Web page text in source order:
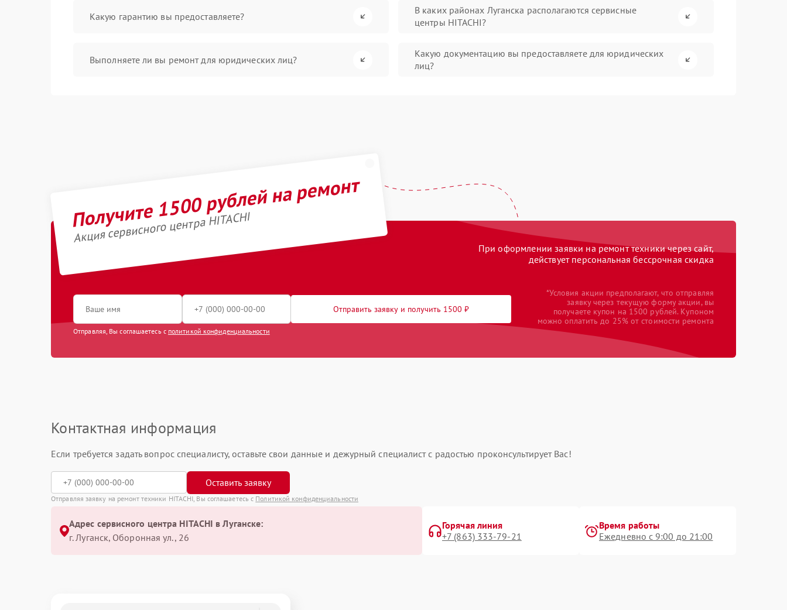
Какую гарантию вы предоставляете?
В каких районах Луганска располагаются сервисные
центры HITACHI?
Выполняете ли вы ремонт для юридических лиц?
Какую документацию вы предоставляете для юридических
лиц?
Получите 1500 рублей на ремонт
Акция сервисного центра HITACHI
При оформлении заявки на ремонт техники через сайт,
действует персональная бессрочная скидка
Отправить заявку и получить 1500 ₽
Отправляя, Вы соглашаетесь с политикой конфиденциальности
*Условия акции предполагают, что отправляя
заявку через текущую форму акции, вы
получаете купон на 1500 рублей. Купоном
можно оплатить до 25% от стоимости ремонта
Контактная информация
Если требуется задать вопрос специалисту, оставьте свои данные и дежурный специалист с радостью проконсультирует Вас!
Оставить заявку
Отправляя заявку на ремонт техники HITACHI, Вы соглашаетесь с Политикой конфиденциальности
Адрес сервисного центра HITACHI в Луганске:
г. Луганск, Оборонная ул., 26
Горячая линия
+7 (863) 333-79-21
Время работы
Ежедневно с 9:00 до 21:00